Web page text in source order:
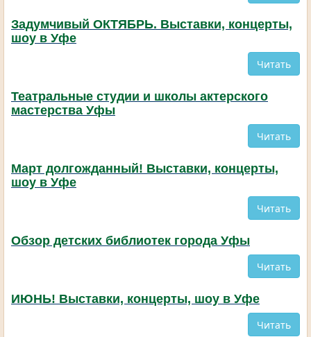
Задумчивый ОКТЯБРЬ. Выставки, концерты,
шоу в Уфе
Читать
Театральные студии и школы актерского
мастерства Уфы
Читать
Март долгожданный! Выставки, концерты,
шоу в Уфе
Читать
Обзор детских библиотек города Уфы
Читать
ИЮНЬ! Выставки, концерты, шоу в Уфе
Читать